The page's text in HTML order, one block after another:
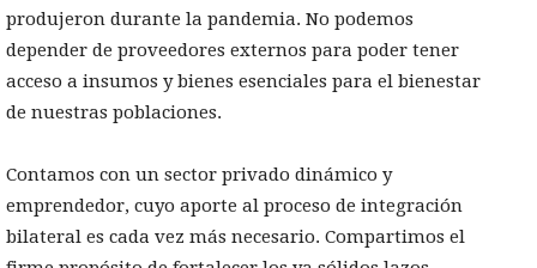
produjeron durante la pandemia. No podemos
depender de proveedores externos para poder tener
acceso a insumos y bienes esenciales para el bienestar
de nuestras poblaciones.
Contamos con un sector privado dinámico y
emprendedor, cuyo aporte al proceso de integración
bilateral es cada vez más necesario. Compartimos el